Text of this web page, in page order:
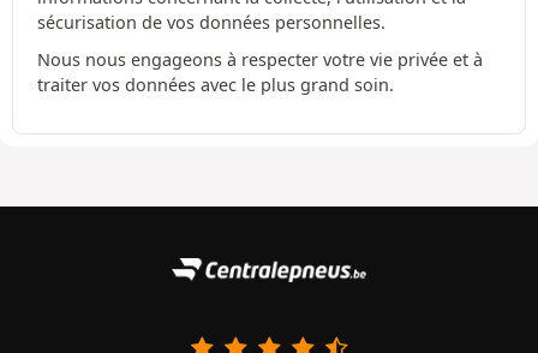
sécurisation de vos données personnelles.
Nous nous engageons à respecter votre vie privée et à
traiter vos données avec le plus grand soin.